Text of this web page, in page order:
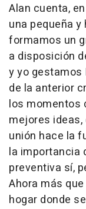
Alan cuenta,
una pequeña
formamos un
a disposición
y yo gestamos
de la anterior
los momentos
mejores
unión hace la
la importancia
preventiva sí,
Ahora más
hogar donde